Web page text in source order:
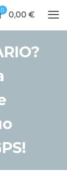
0 0,00 €